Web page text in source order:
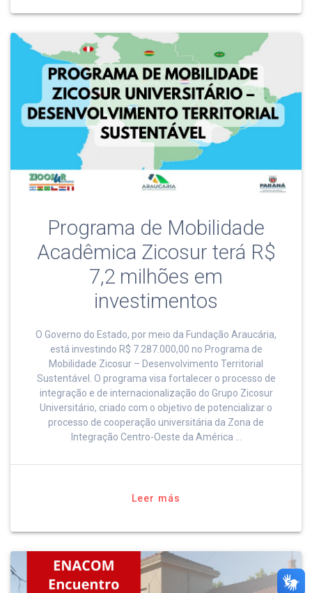
Programa de Mobilidade
Acadêmica Zicosur terá R$
7,2 milhões em
investimentos
O Governo do Estado, por meio da Fundação Araucária,
está investindo R$ 7.287.000,00 no Programa de
Mobilidade Zicosur – Desenvolvimento Territorial
Sustentável. O programa visa fortalecer o processo de
integração e de internacionalização do Grupo Zicosur
Universitário, criado com o objetivo de potencializar o
processo de cooperação universitária da Zona de
Integração Centro-Oeste da América …
Leer más